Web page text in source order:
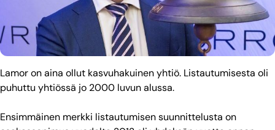
Lamor on aina ollut kasvuhakuinen yhtiö. Listautumisesta oli
puhuttu yhtiössä jo 2000 luvun alussa.
Ensimmäinen merkki listautumisen suunnittelusta on